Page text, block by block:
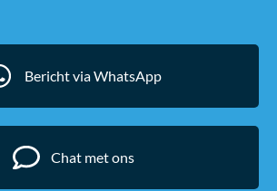
Bericht via WhatsApp
Chat met ons